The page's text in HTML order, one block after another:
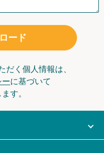
ード
だく個人情報は、
ーに基づいて
す。